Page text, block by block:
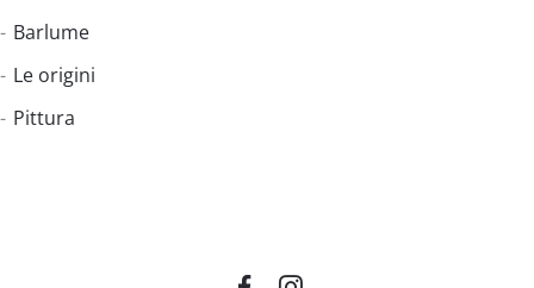
Barlume
Le origini
Pittura